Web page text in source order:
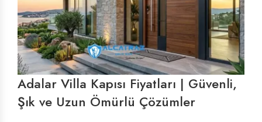
Adalar Villa Kapısı Fiyatları | Güvenli,
Şık ve Uzun Ömürlü Çözümler